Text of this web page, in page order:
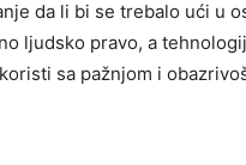
da li bi se trebalo ući u
ljudsko pravo, a
sa pažnjom i